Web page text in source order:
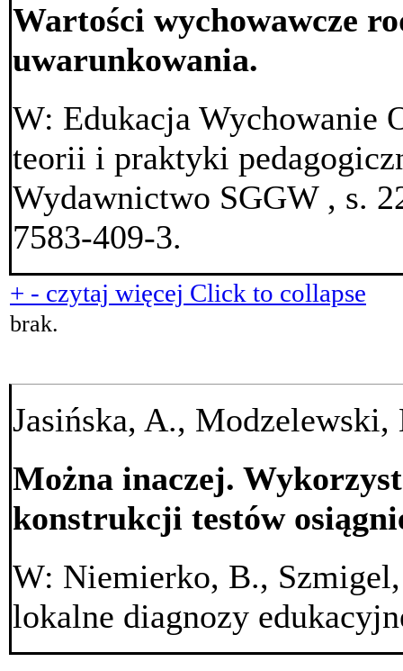
Wartości wychowawcze
uwarunkowania.
W: Edukacja Wychowanie
teorii i praktyki
Wydawnictwo SGGW , s.
7583-409-3.
+ - czytaj więcej Click to collapse
brak.
Jasińska, A.,
Można inaczej.
konstrukcji testów
W: Niemierko, B.,
lokalne diagnozy